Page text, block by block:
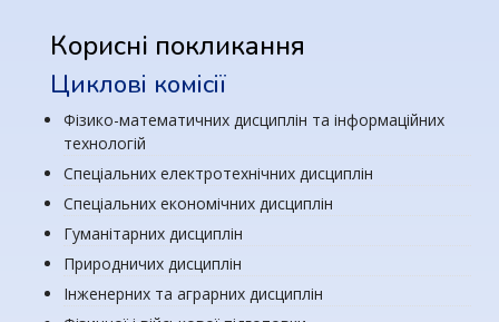
Корисні покликання
Циклові комісії
Фізико-математичних дисциплін та інформаційних
технологій
Спеціальних електротехнічних дисциплін
Спеціальних економічних дисциплін
Гуманітарних дисциплін
Природничих дисциплін
Інженерних та аграрних дисциплін